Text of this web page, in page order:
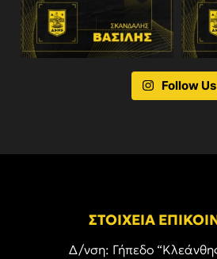
Follow Us
ΣΤΟΙΧΕΙΑ
Δ/νση: Γήπεδο